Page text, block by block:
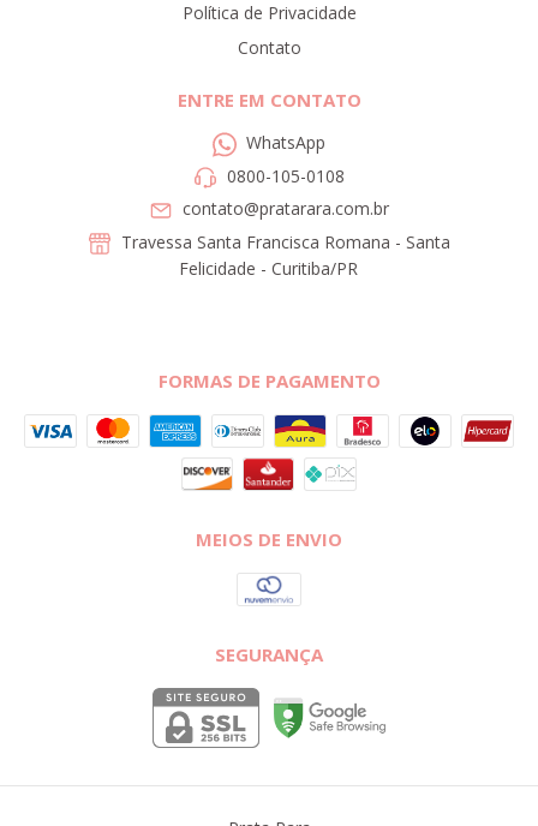
Política de Privacidade
Contato
ENTRE EM CONTATO
WhatsApp
0800-105-0108
contato@pratarara.com.br
Travessa Santa Francisca Romana - Santa
Felicidade - Curitiba/PR
FORMAS DE PAGAMENTO
MEIOS DE ENVIO
SEGURANÇA